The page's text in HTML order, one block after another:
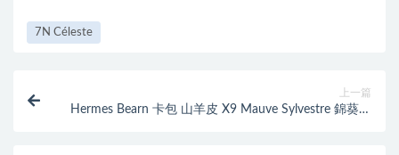
7N Céleste
上一篇
Hermes Bearn 卡包 山羊皮 X9 Mauve Sylvestre 錦葵紫